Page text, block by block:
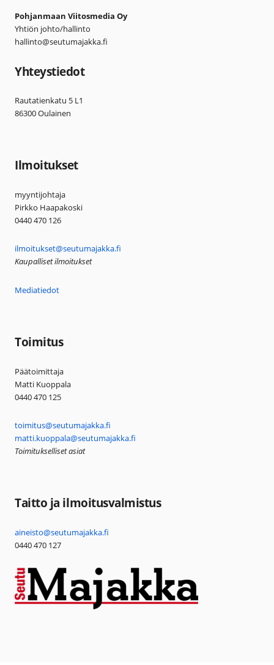
Pohjanmaan Viitosmedia Oy
Yhtiön johto/hallinto
hallinto@seutumajakka.fi
Yhteystiedot
Rautatienkatu 5 L1
86300 Oulainen
Ilmoitukset
myyntijohtaja
Pirkko Haapakoski
0440 470 126
ilmoitukset@seutumajakka.fi
Kaupalliset ilmoitukset
Mediatiedot
Toimitus
Päätoimittaja
Matti Kuoppala
0440 470 125
toimitus@seutumajakka.fi
matti.kuoppala@seutumajakka.fi
Toimitukselliset asiat
Taitto ja ilmoitusvalmistus
aineisto@seutumajakka.fi
0440 470 127